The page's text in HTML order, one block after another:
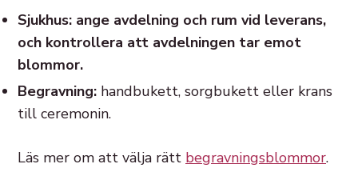
Sjukhus: ange avdelning och rum vid leverans,
och kontrollera att avdelningen tar emot
blommor.
Begravning: handbukett, sorgbukett eller krans
till ceremonin.
Läs mer om att välja rätt begravningsblommor.